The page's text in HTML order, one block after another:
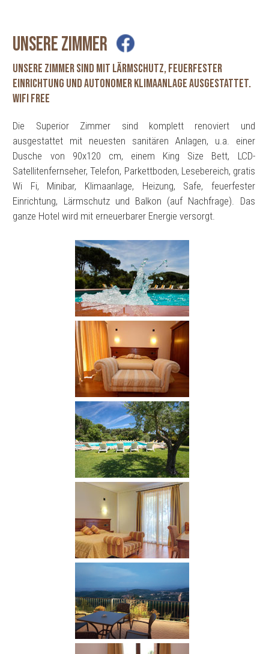
UNSERE ZIMMER
Unsere Zimmer sind mit Lärmschutz, feuerfester
Einrichtung und autonomer Klimaanlage ausgestattet.
WiFi free
Die Superior Zimmer sind komplett renoviert und
ausgestattet mit neuesten sanitären Anlagen, u.a. einer
Dusche von 90x120 cm, einem King Size Bett, LCD-
Satellitenfernseher, Telefon, Parkettboden, Lesebereich, gratis
Wi Fi, Minibar, Klimaanlage, Heizung, Safe, feuerfester
Einrichtung, Lärmschutz und Balkon (auf Nachfrage). Das
ganze Hotel wird mit erneuerbarer Energie versorgt.